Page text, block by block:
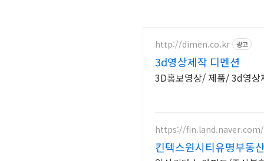
http://dimen.co.kr 광고
3d영상제작 디멘션
3D홍보영상/ 제품/ 3d영
https://
킨텍스원시티유명부동